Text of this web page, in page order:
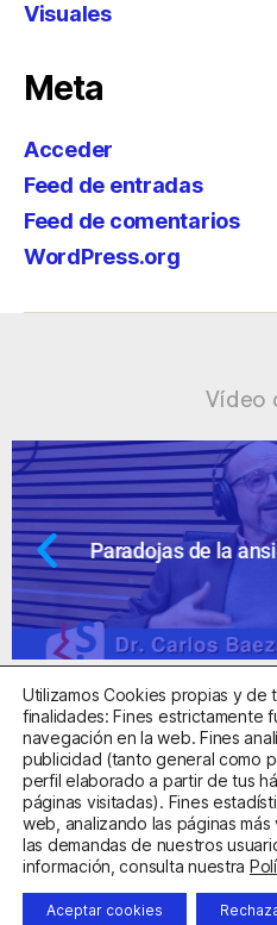
Visuales
Meta
Acceder
Feed de entradas
Feed de comentarios
WordPress.org
Vídeo
Ansiedad:
Centro Sanitario
Aviso LegalPolítica de
Utilizamos Cookies propias y de
finalidades: Fines estrictamente
navegación en la web. Fines
publicidad (tanto general como
perfil elaborado a partir de tus
páginas visitadas). Fines
web, analizando las páginas
las demandas de nuestros
información, consulta nuestra
Aceptar cookies